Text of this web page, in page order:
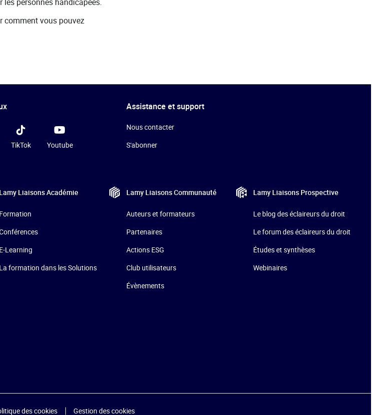
comment vous pouvez
TikTok Youtube
Assistance et support
Nous contacter
S'abonner
Lamy LiaisonsAcadémie
Formation
E-Learning
La formation dans les Solutions
Lamy LiaisonsCommunauté
Auteurs et formateurs
Partenaires
Actions ESG
Club utilisateurs
Évènements
Lamy Liaisons Prospective
Le blog des éclaireurs du droit
Le forum des éclaireurs du droit
Études et synthèses
Webinaires
des cookies Gestion des cookies